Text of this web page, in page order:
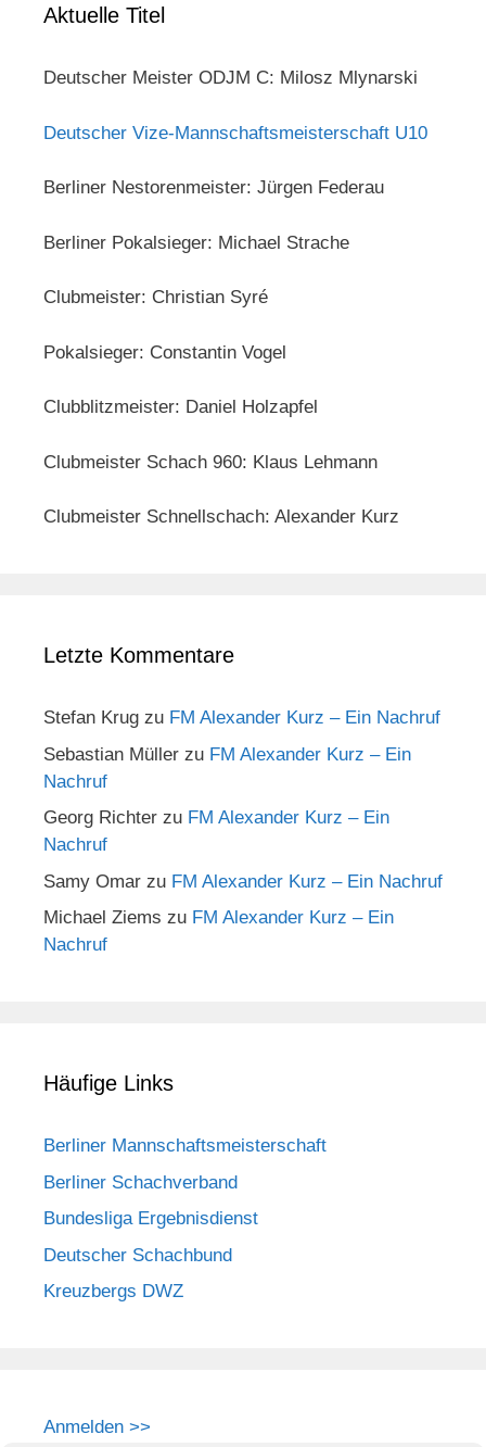
Aktuelle Titel
Deutscher Meister ODJM C: Milosz Mlynarski
Deutscher Vize-Mannschaftsmeisterschaft U10
Berliner Nestorenmeister: Jürgen Federau
Berliner Pokalsieger: Michael Strache
Clubmeister: Christian Syré
Pokalsieger: Constantin Vogel
Clubblitzmeister: Daniel Holzapfel
Clubmeister Schach 960: Klaus Lehmann
Clubmeister Schnellschach: Alexander Kurz
Letzte Kommentare
Stefan Krug zu FM Alexander Kurz – Ein Nachruf
Sebastian Müller zu FM Alexander Kurz – Ein
Nachruf
Georg Richter zu FM Alexander Kurz – Ein
Nachruf
Samy Omar zu FM Alexander Kurz – Ein Nachruf
Michael Ziems zu FM Alexander Kurz – Ein
Nachruf
Häufige Links
Berliner Mannschaftsmeisterschaft
Berliner Schachverband
Bundesliga Ergebnisdienst
Deutscher Schachbund
Kreuzbergs DWZ
Anmelden >>